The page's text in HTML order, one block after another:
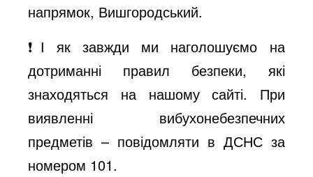
напрямок, Вишгородський.
❗️І як завжди ми наголошуємо на
дотриманні правил безпеки, які
знаходяться на нашому сайті. При
виявленні вибухонебезпечних
предметів – повідомляти в ДСНС за
номером 101.